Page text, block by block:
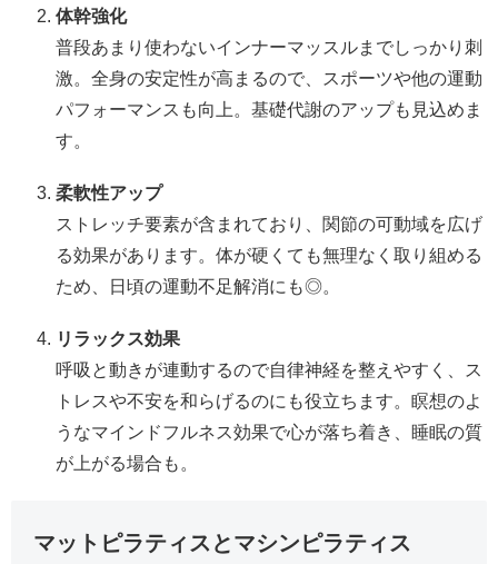
体幹強化
普段あまり使わないインナーマッスルまでしっかり刺
激。全身の安定性が高まるので、スポーツや他の運動
パフォーマンスも向上。基礎代謝のアップも見込めま
す。
柔軟性アップ
ストレッチ要素が含まれており、関節の可動域を広げ
る効果があります。体が硬くても無理なく取り組める
ため、日頃の運動不足解消にも◎。
リラックス効果
呼吸と動きが連動するので自律神経を整えやすく、ス
トレスや不安を和らげるのにも役立ちます。瞑想のよ
うなマインドフルネス効果で心が落ち着き、睡眠の質
が上がる場合も。
マットピラティスとマシンピラティス